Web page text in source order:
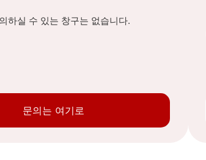
하실 수 있는 창구는 없습니다.
문의는 여기로